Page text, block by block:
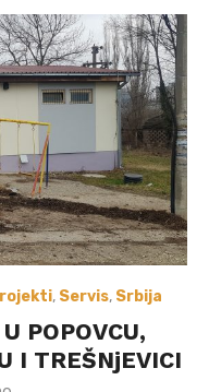
, Servis, Srbija
POPOVCU,
I TREŠNjEVICI